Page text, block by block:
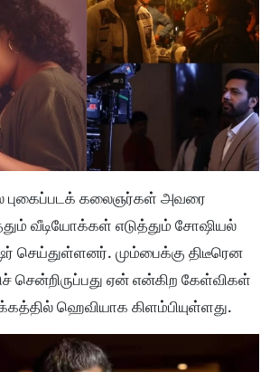
புகைப்படக் கலைஞர்கள் அவரை
வீடியோக்கள் எடுத்தும் சோஷியல்
செய்துள்ளனர். மும்பைக்கு திடீரென
சென்றிருப்பது ஏன் என்கிற கேள்விகள்
ஹெவியாக கிளம்பியுள்ளது.